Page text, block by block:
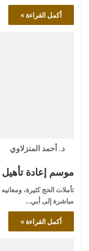
أكمل القراءة »
د. أحمد المنزلاوي
موسم إعادة
تأملات الحج كثيرة،
مباشرة إلى أبي…
أكمل القراءة »